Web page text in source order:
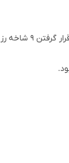
۹ شاخه یکی از محبوب‌ترین و پرفروش‌ترین